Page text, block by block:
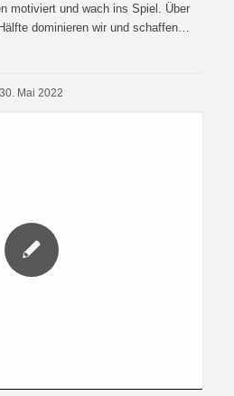
motiviert und wach ins Spiel. Über
dominieren wir und schaffen…
30. Mai 2022